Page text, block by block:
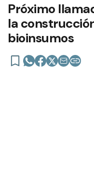
Próximo
la
bioinsumos